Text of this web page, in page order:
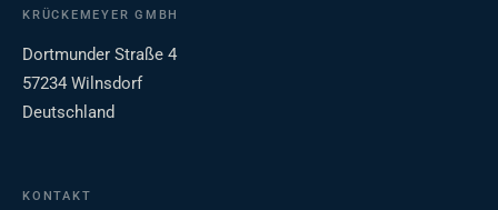
KRÜCKEMEYER GMBH
Dortmunder Straße 4
57234 Wilnsdorf
Deutschland
KONTAKT